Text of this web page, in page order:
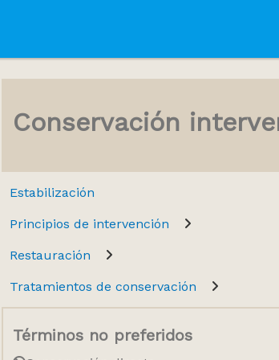
Conservación
Estabilización
Principios de intervención
Restauración
Tratamientos de conservación
Términos no preferidos